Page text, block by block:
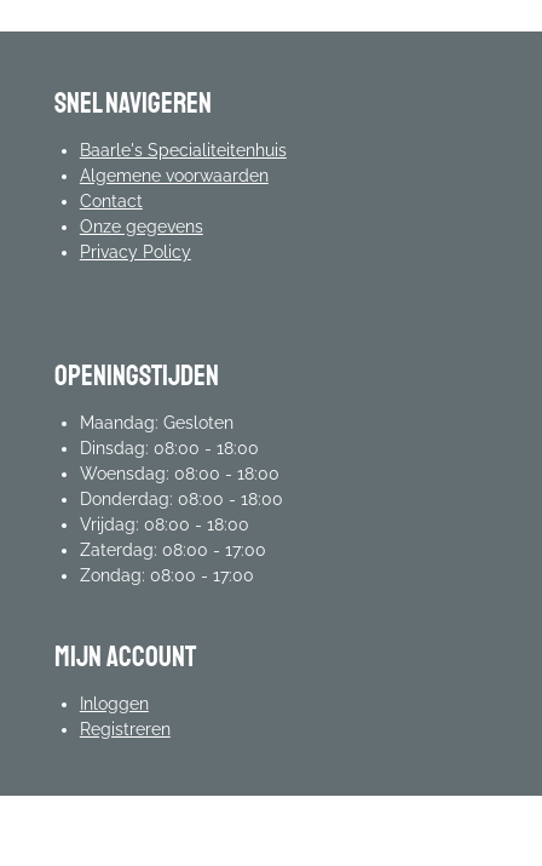
Snel navigeren
Baarle's Specialiteitenhuis
Algemene voorwaarden
Contact
Onze gegevens
Privacy Policy
Openingstijden
Maandag: Gesloten
Dinsdag: 08:00 - 18:00
Woensdag: 08:00 - 18:00
Donderdag: 08:00 - 18:00
Vrijdag: 08:00 - 18:00
Zaterdag: 08:00 - 17:00
Zondag: 08:00 - 17:00
mijn account
Inloggen
Registreren